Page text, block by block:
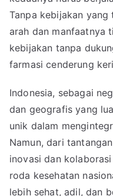
Tanpa kebijakan
arah dan manfaatnya
kebijakan tanpa
farmasi cenderung
Indonesia, sebagai
dan geografis yang
unik dalam
Namun, dari
inovasi dan
roda kesehatan
lebih sehat, adil, dan